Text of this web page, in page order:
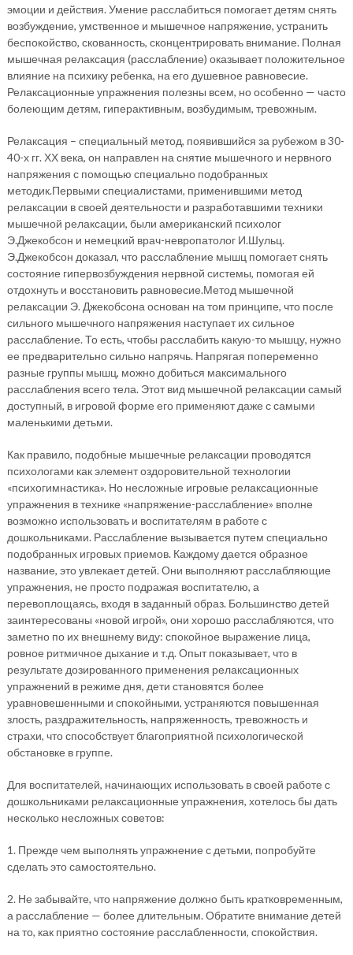
эмоции и действия. Умение расслабиться помогает детям снять
возбуждение, умственное и мышечное напряжение, устранить
беспокойство, скованность, сконцентрировать внимание. Полная
мышечная релаксация (расслабление) оказывает положительное
влияние на психику ребенка, на его душевное равновесие.
Релаксационные упражнения полезны всем, но особенно — часто
болеющим детям, гиперактивным, возбудимым, тревожным.
Релаксация – специальный метод, появившийся за рубежом в 30-
40-х гг. ХХ века, он направлен на снятие мышечного и нервного
напряжения с помощью специально подобранных
методик.Первыми специалистами, применившими метод
релаксации в своей деятельности и разработавшими техники
мышечной релаксации, были американский психолог
Э.Джекобсон и немецкий врач-невропатолог И.Шульц.
Э.Джекобсон доказал, что расслабление мышц помогает снять
состояние гипервозбуждения нервной системы, помогая ей
отдохнуть и восстановить равновесие.Метод мышечной
релаксации Э. Джекобсона основан на том принципе, что после
сильного мышечного напряжения наступает их сильное
расслабление. То есть, чтобы расслабить какую-то мышцу, нужно
ее предварительно сильно напрячь. Напрягая попеременно
разные группы мышц, можно добиться максимального
расслабления всего тела. Этот вид мышечной релаксации самый
доступный, в игровой форме его применяют даже с самыми
маленькими детьми.
Как правило, подобные мышечные релаксации проводятся
психологами как элемент оздоровительной технологии
«психогимнастика». Но несложные игровые релаксационные
упражнения в технике «напряжение-расслабление» вполне
возможно использовать и воспитателям в работе с
дошкольниками. Расслабление вызывается путем специально
подобранных игровых приемов. Каждому дается образное
название, это увлекает детей. Они выполняют расслабляющие
упражнения, не просто подражая воспитателю, а
перевоплощаясь, входя в заданный образ. Большинство детей
заинтересованы «новой игрой», они хорошо расслабляются, что
заметно по их внешнему виду: спокойное выражение лица,
ровное ритмичное дыхание и т.д. Опыт показывает, что в
результате дозированного применения релаксационных
упражнений в режиме дня, дети становятся более
уравновешенными и спокойными, устраняются повышенная
злость, раздражительность, напряженность, тревожность и
страхи, что способствует благоприятной психологической
обстановке в группе.
Для воспитателей, начинающих использовать в своей работе с
дошкольниками релаксационные упражнения, хотелось бы дать
несколько несложных советов:
1. Прежде чем выполнять упражнение с детьми, попробуйте
сделать это самостоятельно.
2. Не забывайте, что напряжение должно быть кратковременным,
а расслабление — более длительным. Обратите внимание детей
на то, как приятно состояние расслабленности, спокойствия.